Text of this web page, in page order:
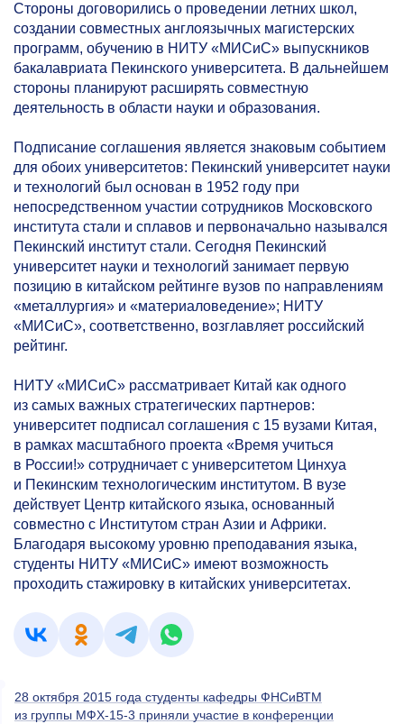
Стороны договорились о проведении летних школ,
создании совместных англоязычных магистерских
программ, обучению в НИТУ «МИСиС» выпускников
бакалавриата Пекинского университета. В дальнейшем
стороны планируют расширять совместную
деятельность в области науки и образования.
Подписание соглашения является знаковым событием
для обоих университетов: Пекинский университет науки
и технологий был основан в 1952 году при
непосредственном участии сотрудников Московского
института стали и сплавов и первоначально назывался
Пекинский институт стали. Сегодня Пекинский
университет науки и технологий занимает первую
позицию в китайском рейтинге вузов по направлениям
«металлургия» и «материаловедение»; НИТУ
«МИСиС», соответственно, возглавляет российский
рейтинг.
НИТУ «МИСиС» рассматривает Китай как одного
из самых важных стратегических партнеров:
университет подписал соглашения с 15 вузами Китая,
в рамках масштабного проекта «Время учиться
в России!» сотрудничает с университетом Цинхуа
и Пекинским технологическим институтом. В вузе
действует Центр китайского языка, основанный
совместно с Институтом стран Азии и Африки.
Благодаря высокому уровню преподавания языка,
студенты НИТУ «МИСиС» имеют возможность
проходить стажировку в китайских университетах.
28 октября 2015 года студенты кафедры ФНСиВТМ
из группы МФХ-15-3 приняли участие в конференции